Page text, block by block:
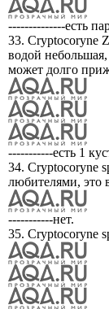
--------------есть
33. Cryptocoryne
водой
может долго
-----------есть 1
34. Cryptocoryne
любителями, это
-----------нет.
35. Cryptocoryne